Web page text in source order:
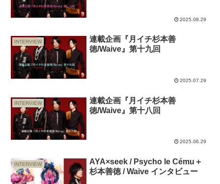
2025.08.29
INTERVIEW
連載企画『月イチ杉本善
徳/Waive』第十九回
2025.07.29
INTERVIEW
連載企画『月イチ杉本善
徳/Waive』第十八回
2025.06.29
INTERVIEW
AYA×seek / Psycho le Cému＋
杉本善徳 / Waive インタビュー